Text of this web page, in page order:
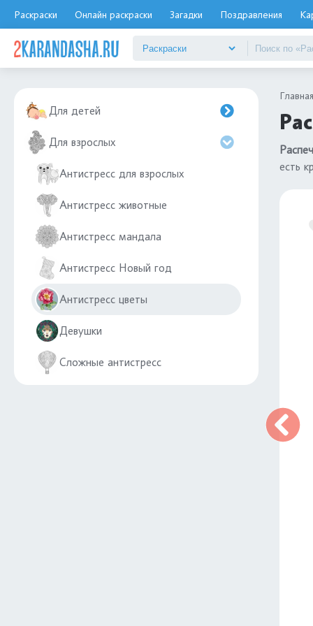
Раскраски Онлайн раскраски Загадки Поздравления
Для детей
Для взрослых
Антистресс для взрослых
Антистресс животные
Антистресс мандала
Антистресс Новый год
Антистресс цветы
Девушки
Сложные антистресс
Главная
есть